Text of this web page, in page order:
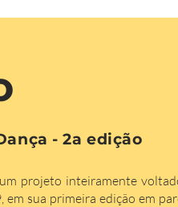
- 2a edição
projeto inteiramente
em sua primeira edição em